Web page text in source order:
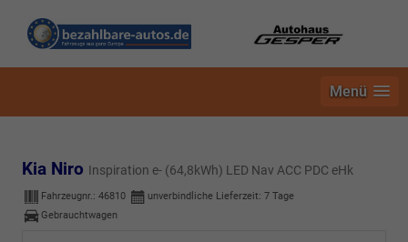
Menü
Kia Niro Inspiration e- (64,8kWh) LED Nav ACC PDC eHk
Fahrzeugnr.: 46810 unverbindliche Lieferzeit: 7 Tage
Gebrauchtwagen